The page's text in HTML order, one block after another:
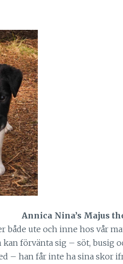
Annica Nina’s Majus
både ute och inne hos vår
kan förvänta sig – söt, busig
– han får inte ha sina skor